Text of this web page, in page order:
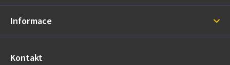
í
Informace
Kontakt